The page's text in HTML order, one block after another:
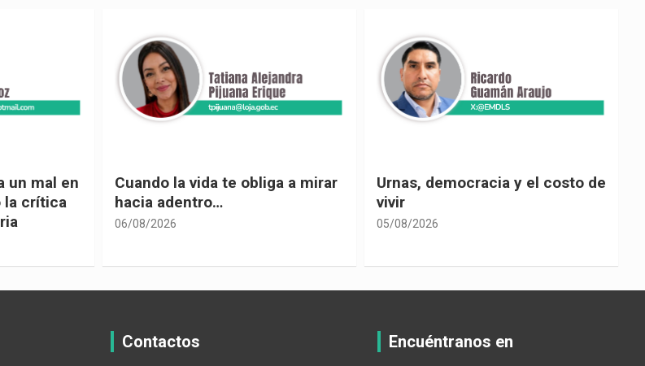
a mirar
Urnas, democracia y el costo de
vivir
05/08/2026
El país de las explicaciones
convenientes
05/08/2026
Contactos Encuéntranos en